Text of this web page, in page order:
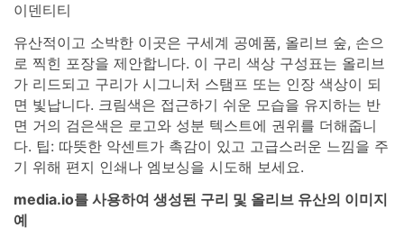
이덴티티
유산적이고 소박한 이곳은 구세계 공예품, 올리브 숲, 손으
로 찍힌 포장을 제안합니다. 이 구리 색상 구성표는 올리브
가 리드되고 구리가 시그니처 스탬프 또는 인장 색상이 되
면 빛납니다. 크림색은 접근하기 쉬운 모습을 유지하는 반
면 거의 검은색은 로고와 성분 텍스트에 권위를 더해줍니
다. 팁: 따뜻한 악센트가 촉감이 있고 고급스러운 느낌을 주
기 위해 편지 인쇄나 엠보싱을 시도해 보세요.
media.io를 사용하여 생성된 구리 및 올리브 유산의 이미지
예